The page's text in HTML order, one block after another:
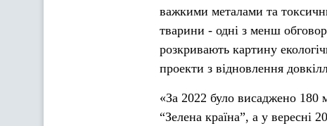
важкими металами та
тварини - одні з менш
розкривають картину
проекти з відновлення
«За 2022 було висаджено 180
“Зелена країна”, а у вересні